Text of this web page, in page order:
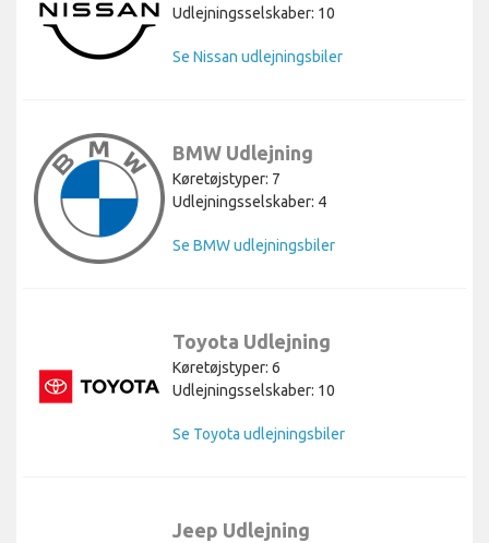
Udlejningsselskaber: 10
Se Nissan udlejningsbiler
BMW Udlejning
Køretøjstyper: 7
Udlejningsselskaber: 4
Se BMW udlejningsbiler
Toyota Udlejning
Køretøjstyper: 6
Udlejningsselskaber: 10
Se Toyota udlejningsbiler
Jeep Udlejning